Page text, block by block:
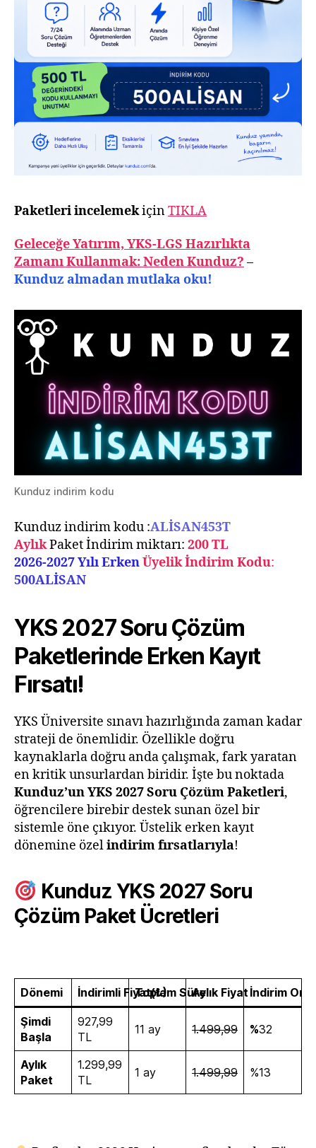
Paketleri incelemekiçinTIKLA
Geleceğe Yatırım, YKS-LGS Hazırlıkta
Zamanı Kullanmak: Neden Kunduz? –
Kunduz almadan mutlaka oku!
Kunduz indirim kodu
Kunduz indirim kodu :ALİSAN453T
AylıkPaket İndirim miktarı: 200 TL
2026-2027 Yılı ErkenÜyelik İndirim Kodu:
500ALİSAN
YKS 2027 Soru Çözüm
Paketlerinde Erken Kayıt
Fırsatı!
YKS Üniversite sınavı hazırlığında zaman kadar
strateji de önemlidir. Özellikle doğru
kaynaklarla doğru anda çalışmak, fark yaratan
en kritik unsurlardan biridir. İşte bu noktada
Kunduz’un YKS 2027 Soru Çözüm Paketleri,
öğrencilere birebir destek sunan özel bir
sistemle öne çıkıyor. Üstelik erken kayıt
dönemine özelindirim fırsatlarıyla!
Kunduz YKS 2027 Soru
Çözüm Paket Ücretleri
Dönemi İndirimli Fiyat(₺)Toplam SüreAylık Fiyat İndirim
Şimdi
Başla
927,99
TL
11 ay 1.499,99 %32
Aylık
Paket
1.299,99
TL
1 ay 1.499,99 %13